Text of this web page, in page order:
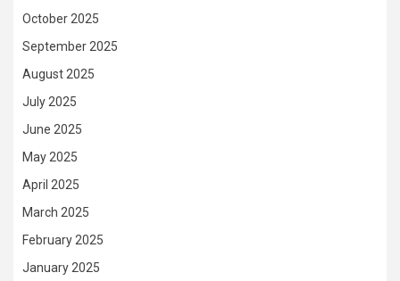
October 2025
September 2025
August 2025
July 2025
June 2025
May 2025
April 2025
March 2025
February 2025
January 2025